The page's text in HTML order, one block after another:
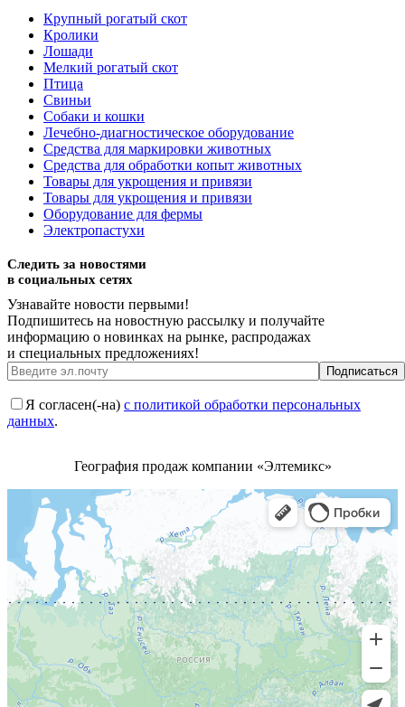
Крупный рогатый скот
Кролики
Лошади
Мелкий рогатый скот
Птица
Свиньи
Собаки и кошки
Лечебно-диагностическое оборудование
Средства для маркировки животных
Средства для обработки копыт животных
Товары для укрощения и привязи
Товары для укрощения и привязи
Оборудование для фермы
Электропастухи
Следить за новостями
в социальных сетях
Узнавайте новости первыми!
Подпишитесь на новостную рассылку и получайте
информацию о новинках на рынке, распродажах
и специальных предложениях!
Я согласен(-на) с политикой обработки персональных
данных.
География продаж компании «Элтемикс»